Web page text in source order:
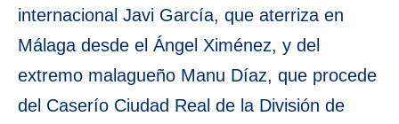
internacional Javi García, que aterriza en
Málaga desde el Ángel Ximénez, y del
extremo malagueño Manu Díaz, que procede
del Caserío Ciudad Real de la División de